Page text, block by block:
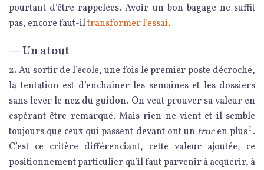
pourtant d’être rappelées. Avoir un bon bagage ne suffit
pas, encore faut-iltransformer l’essai.
— Un atout
2. Au sortir de l’école, une fois le premier poste décroché,
la tentation est d’enchaîner les semaines et les dossiers
sans lever le nez du guidon. On veut prouver sa valeur en
espérant être remarqué. Mais rien ne vient et il semble
toujours que ceux qui passent devant ont un trucen plus1 .
C’est ce critère différenciant, cette valeur ajoutée, ce
positionnement particulier qu’il faut parvenir à acquérir, à